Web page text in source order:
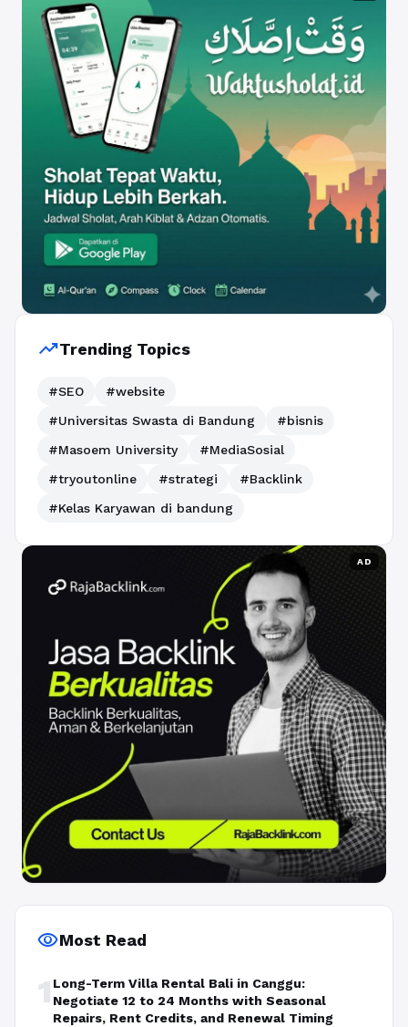
trending_upTrending Topics
#SEO
#website
#Universitas Swasta di Bandung
#bisnis
#Masoem University
#MediaSosial
#tryoutonline
#strategi
#Backlink
#Kelas Karyawan di bandung
AD
visibilityMost Read
1 Long-Term Villa Rental Bali in Canggu:
Negotiate 12 to 24 Months with Seasonal
Repairs, Rent Credits, and Renewal Timing